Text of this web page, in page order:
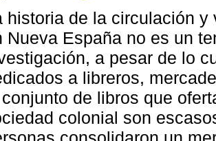
historia de la circulación y
Nueva España no es un
a pesar de lo
a libreros,
de libros que
colonial son